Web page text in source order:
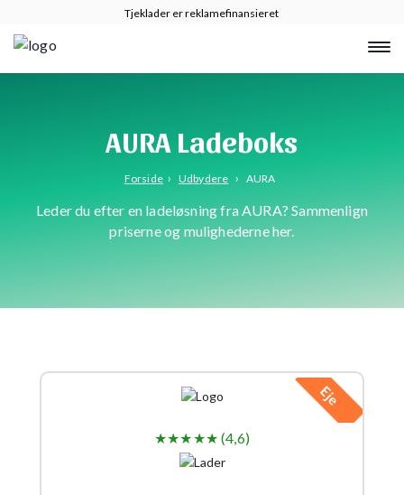
Tjeklader er reklamefinansieret
AURA Ladeboks
Forside › Udbydere › AURA
Leder du efter en ladeløsning fra AURA? Sammenlign
priserne og mulighederne her.
Eje
★★★★★ (4,6)